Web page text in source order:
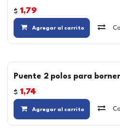
$ 1,79
Agregar al carrito
Puente 2 polos para
$ 1,74
Agregar al carrito